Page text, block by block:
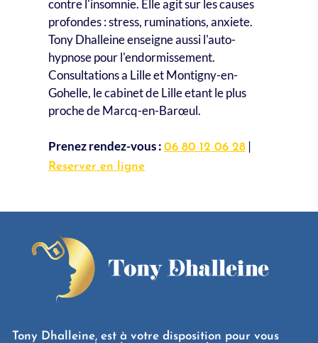
contre l'insomnie. Elle agit sur les causes
profondes : stress, ruminations, anxiete.
Tony Dhalleine enseigne aussi l'auto-
hypnose pour l'endormissement.
Consultations a Lille et Montigny-en-
Gohelle, le cabinet de Lille etant le plus
proche de Marcq-en-Barœul.
Prenez rendez-vous : 06 80 12 06 28 |
Reserver en ligne
Tony Dhalleine, est à votre disposition pour vous